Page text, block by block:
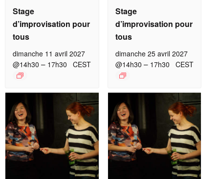
Stage
d’improvisation pour
tous
dimanche 11 avril 2027
@14h30 – 17h30 CEST
Stage
d’improvisation pour
tous
dimanche 25 avril 2027
@14h30 – 17h30 CEST